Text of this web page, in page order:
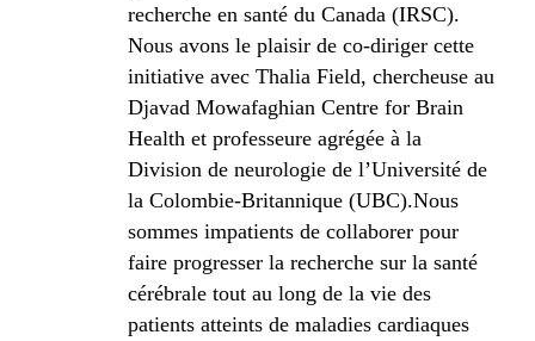
recherche en santé du Canada (IRSC).
Nous avons le plaisir de co-diriger cette
initiative avec Thalia Field, chercheuse au
Djavad Mowafaghian Centre for Brain
Health et professeure agrégée à la
Division de neurologie de l’Université de
la Colombie-Britannique (UBC).Nous
sommes impatients de collaborer pour
faire progresser la recherche sur la santé
cérébrale tout au long de la vie des
patients atteints de maladies cardiaques